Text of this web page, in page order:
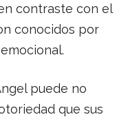
contraste con el
conocidos por
puede no
que sus